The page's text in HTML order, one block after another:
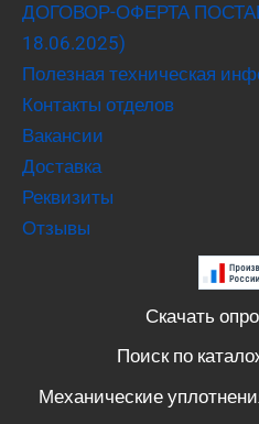
ДОГОВОР-ОФЕРТА
18.06.2025)
Полезная техническая
Контакты отделов
Вакансии
Доставка
Реквизиты
Отзывы
Скачать
Поиск по
Механические